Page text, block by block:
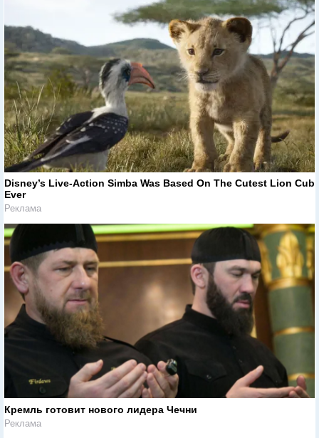
Disney’s Live-Action Simba Was Based On The Cutest Lion Cub
Ever
Реклама
Кремль готовит нового лидера Чечни
Реклама